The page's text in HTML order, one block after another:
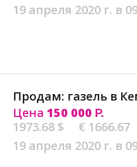
19 апреля 2020 г. в
Продам: газель в
Цена 150 000 Р.
1973.68 $
€ 1666.67
19 апреля 2020 г. в